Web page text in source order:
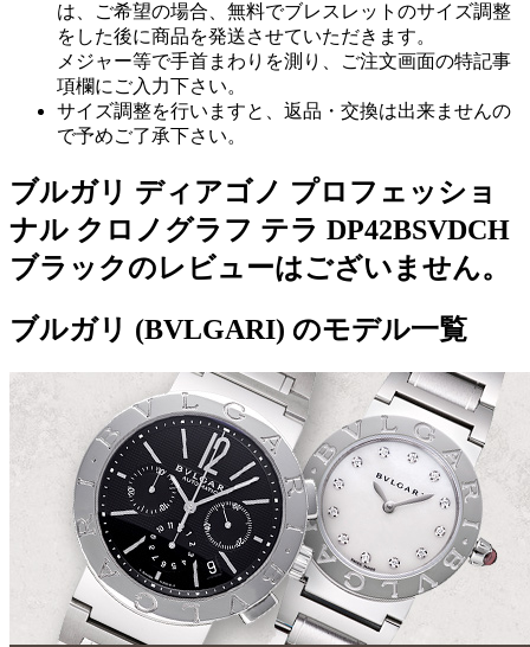
は、ご希望の場合、無料でブレスレットのサイズ調整
をした後に商品を発送させていただきます。
メジャー等で手首まわりを測り、ご注文画面の特記事
項欄にご入力下さい。
サイズ調整を行いますと、返品・交換は出来ませんの
で予めご了承下さい。
ブルガリ ディアゴノ プロフェッショ
ナル クロノグラフ テラ DP42BSVDCH
ブラックのレビューはございません。
ブルガリ (BVLGARI) のモデル一覧